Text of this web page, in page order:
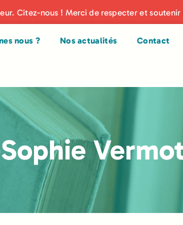
Citez-nous ! Merci de respecter et
nous ? Nos actualités Contact